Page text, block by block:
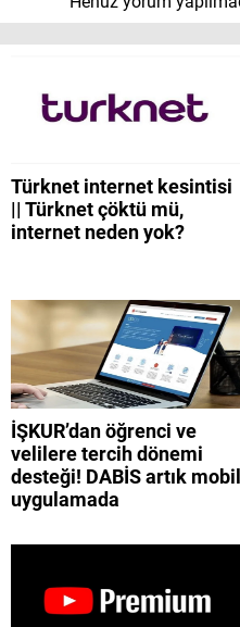
Türknet internet kesintisi
|| Türknet çöktü mü,
internet neden yok?
İŞKUR’dan öğrenci ve
velilere tercih dönemi
desteği! DABİS artık mobil
uygulamada